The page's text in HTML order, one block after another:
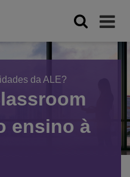
da ALE?
ensino à